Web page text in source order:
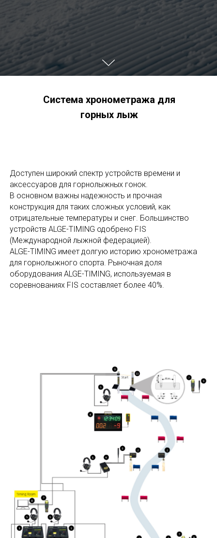
Система хронометража для
горных лыж
Доступен широкий спектр устройств времени и
аксессуаров для горнолыжных гонок.
В основном важны надежность и прочная
конструкция для таких сложных условий, как
отрицательные температуры и снег. Большинство
устройств ALGE-TIMING одобрено FIS
(Международной лыжной федерацией).
ALGE-TIMING имеет долгую историю хронометража
для горнолыжного спорта. Рыночная доля
оборудования ALGE-TIMING, используемая в
соревнованиях FIS составляет более 40%.